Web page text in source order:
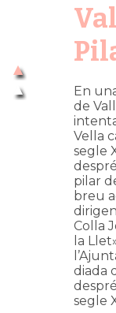
En
de
Vella
segle
pilar
breu
Colla
la
diada
segle